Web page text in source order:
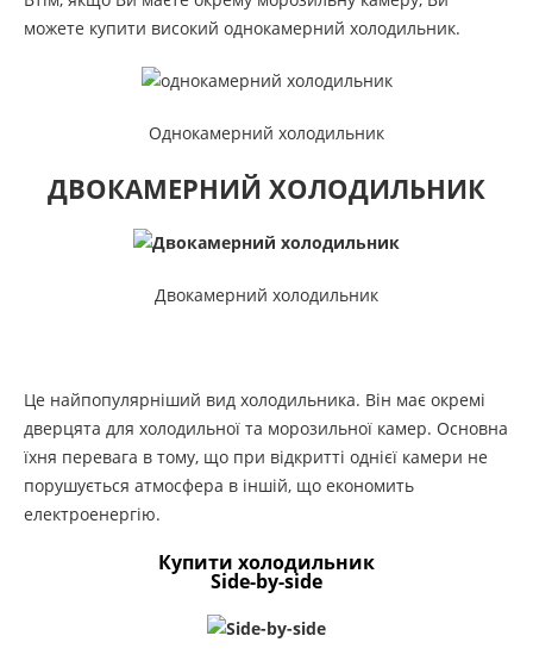
можете купити високий однокамерний холодильник.
Однокамерний холодильник
ДВОКАМЕРНИЙ ХОЛОДИЛЬНИК
Двокамерний холодильник
Це найпопулярніший вид холодильника. Він має окремі
дверцята для холодильної та морозильної камер. Основна
їхня перевага в тому, що при відкритті однієї камери не
порушується атмосфера в іншій, що економить
електроенергію.
Купити холодильник
Side-by-side